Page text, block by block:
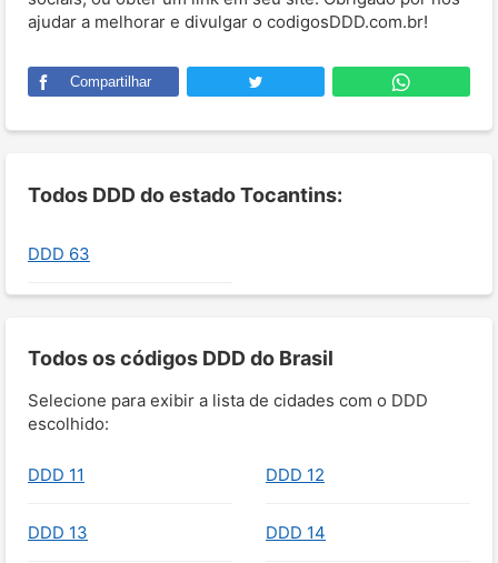
ajudar a melhorar e divulgar o codigosDDD.com.br!
Compartilhar
Todos DDD do estado Tocantins:
DDD 63
Todos os códigos DDD do Brasil
Selecione para exibir a lista de cidades com o DDD
escolhido:
DDD 11 DDD 12
DDD 13 DDD 14